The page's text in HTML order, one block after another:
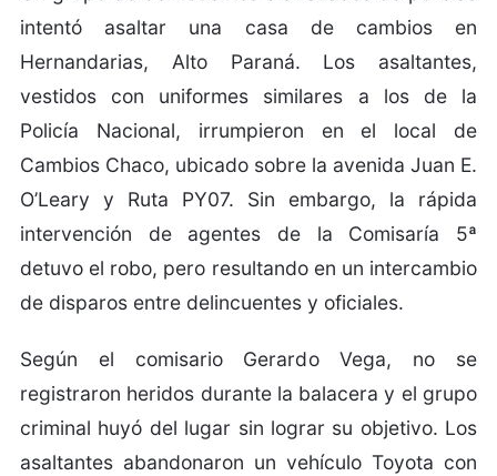
intentó asaltar una casa de cambios en
Hernandarias, Alto Paraná. Los asaltantes,
vestidos con uniformes similares a los de la
Policía Nacional, irrumpieron en el local de
Cambios Chaco, ubicado sobre la avenida Juan E.
O’Leary y Ruta PY07. Sin embargo, la rápida
intervención de agentes de la Comisaría 5ª
detuvo el robo, pero resultando en un intercambio
de disparos entre delincuentes y oficiales.
Según el comisario Gerardo Vega, no se
registraron heridos durante la balacera y el grupo
criminal huyó del lugar sin lograr su objetivo. Los
asaltantes abandonaron un vehículo Toyota con